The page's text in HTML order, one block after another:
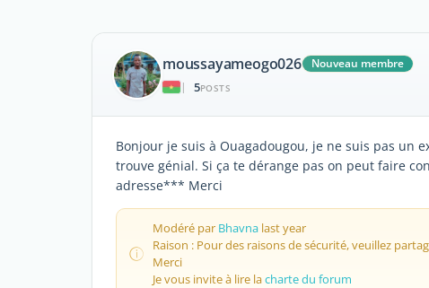
moussayameogo026
Nouveau membre
|
5POSTS
Bonjour je suis à Ouagadougou, je ne suis pas un
trouve génial. Si ça te dérange pas on peut faire
adresse*** Merci
Modéré par Bhavna last year
Raison : Pour des raisons de sécurité, veuillez
Merci
Je vous invite à lire lacharte du forum